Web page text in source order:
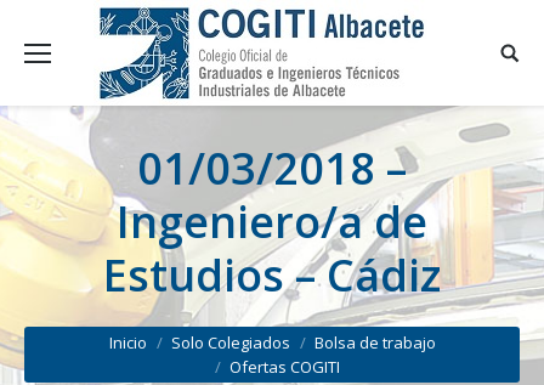
01/03/2018 –
Ingeniero/a de
Estudios – Cádiz
You are here:
Inicio Solo Colegiados
Bolsa de trabajo
Ofertas COGITI